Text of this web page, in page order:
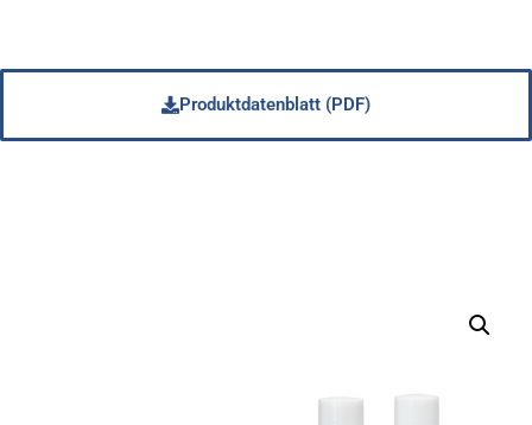
Produktdatenblatt (PDF)